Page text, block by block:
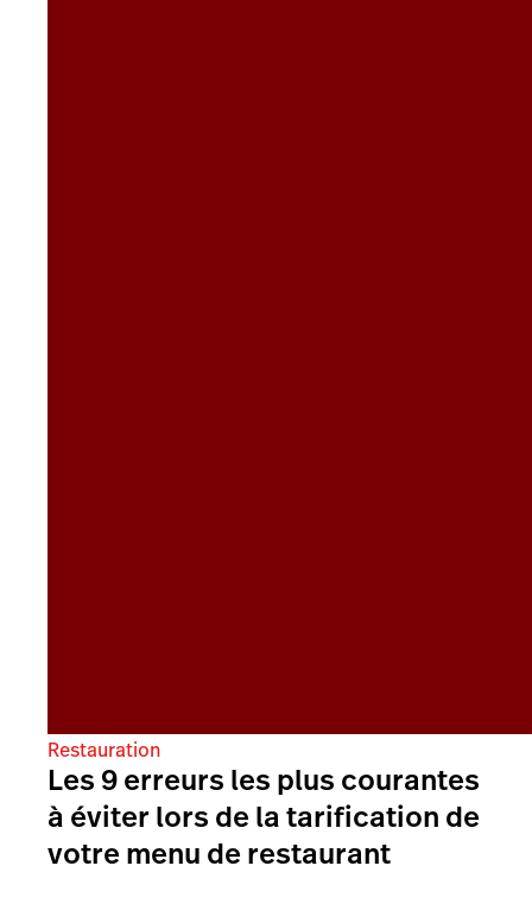
Restauration
Les 9 erreurs les plus courantes
à éviter lors de la tarification de
votre menu de restaurant